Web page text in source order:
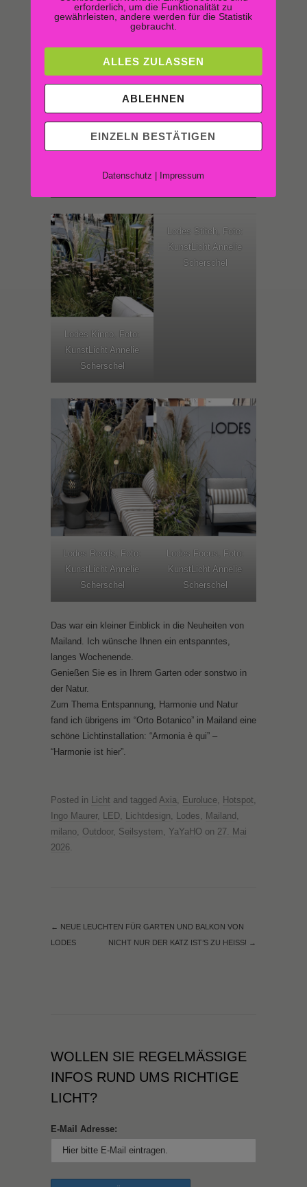
Lodes Axia, Foto:
Scherschel
Lodes Kinno, Foto:
KunstLicht Annelie
Scherschel
Lodes Stitch, Foto:
KunstLicht Annelie
Scherschel
Lodes Reeds, Foto:
KunstLicht Annelie
Scherschel
Lodes Focus, Foto:
KunstLicht Annelie
Scherschel
Das war ein kleiner Einblick in die Neuheiten von
Mailand. Ich wünsche Ihnen ein entspanntes,
langes Wochenende.
Genießen Sie es in Ihrem Garten oder sonstwo in
der Natur.
Zum Thema Entspannung, Harmonie und Natur
fand ich übrigens im “Orto Botanico” in Mailand eine
schöne Lichtinstallation: “Armonia è qui” –
“Harmonie ist hier”.
Posted in Licht and tagged Axia, Euroluce, Hotspot,
Ingo Maurer, LED, Lichtdesign, Lodes, Mailand ,
milano, Outdoor, Seilsystem, YaYaHO on 27. Mai
2026.
← NEUE LEUCHTEN FÜR GARTEN UND BALKON VON
LODES
NICHT NUR DER KATZ IST’S ZU HEISS! →
WOLLEN SIE REGELMÄSSIGE I
NFOS RUND UMS RICHTIGE L
ICHT?
E-Mail Adresse:
erforderlich, um die Funktionalität zu
gewährleisten, andere werden für die Statistik
gebraucht.
ALLES ZULASSEN
ABLEHNEN
EINZELN BESTÄTIGEN
Datenschutz | Impressum